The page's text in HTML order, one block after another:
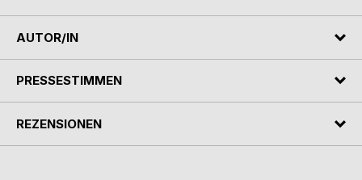
AUTOR/IN
PRESSESTIMMEN
REZENSIONEN